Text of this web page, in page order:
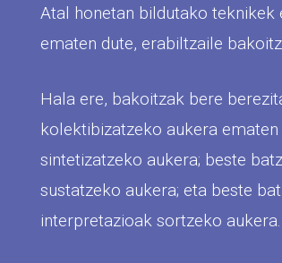
Atal honetan bildutako teknikek
ematen dute, erabiltzaile
Hala ere, bakoitzak bere
kolektibizatzeko aukera
sintetizatzeko aukera; beste
sustatzeko aukera; eta beste
interpretazioak sortzeko aukera.